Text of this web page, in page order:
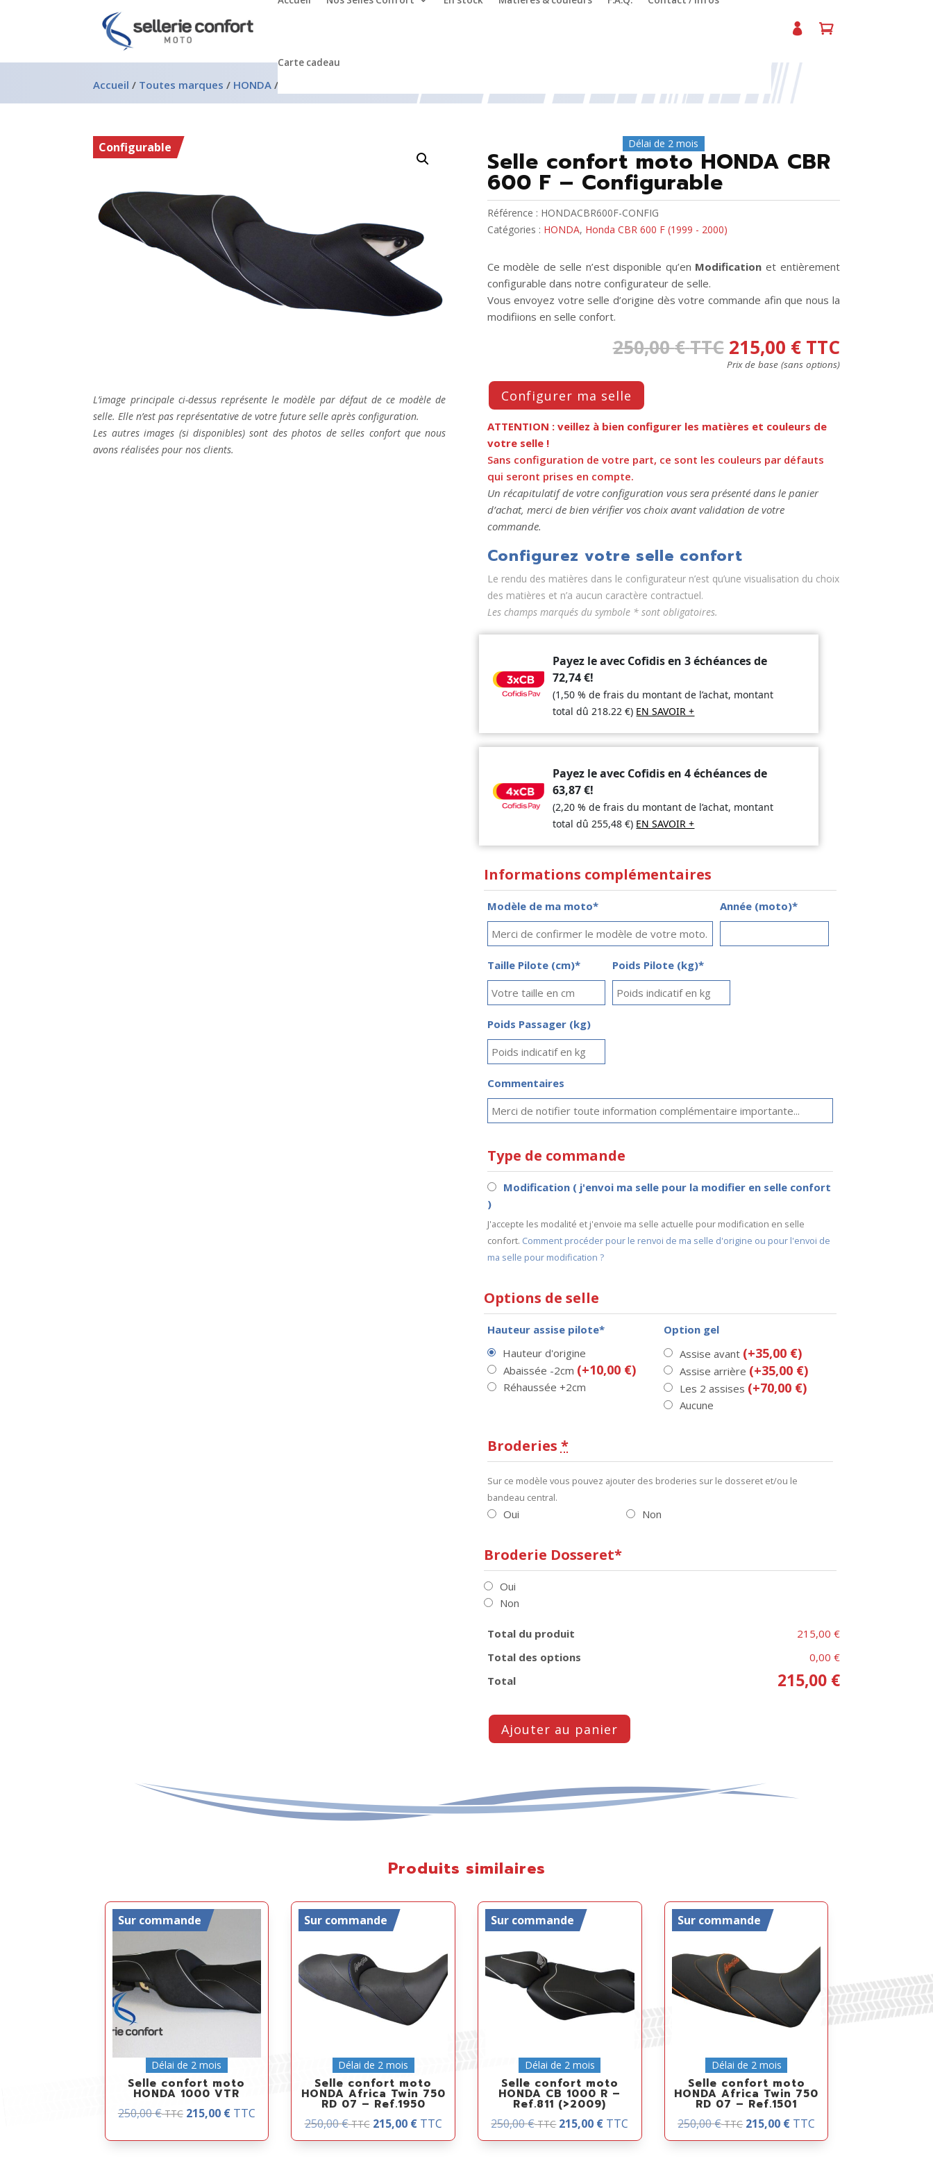
Carte cadeau
Accueil / Toutes marques / HONDA /
Configurable
L’image principale ci-dessus représente le modèle par défaut de ce modèle de
selle. Elle n’est pas représentative de votre future selle après configuration.
Les autres images (si disponibles) sont des photos de selles confort que nous
avons réalisées pour nos clients.
Délai de 2 mois
Selle confort moto HONDA CBR
600 F – Configurable
Référence : HONDACBR600F-CONFIG
Catégories : HONDA, Honda CBR 600 F (1999 - 2000)
Ce modèle de selle n’est disponible qu’en Modification et entièrement
configurable dans notre configurateur de selle.
Vous envoyez votre selle d’origine dès votre commande afin que nous la
modifiions en selle confort.
250,00€TTC 215,00 € TTC
Press
the
Configure
button
to
enter
the
product
configurator
(next
element)
Configurer ma selle
ATTENTION : veillez à bien configurer les matières et couleurs de
votre selle !
Sans configuration de votre part, ce sont les couleurs par défauts
qui seront prises en compte.
Un récapitulatif de votre configuration vous sera présenté dans le panier
d’achat, merci de bien vérifier vos choix avant validation de votre
commande.
Configurez votre selle confort
Le rendu des matières dans le configurateur n’est qu’une visualisation du choix
des matières et n’a aucun caractère contractuel.
Les champs marqués du symbole * sont obligatoires.
Payez le avec Cofidis en 3 échéances de
72,74€!
(1,50 % de frais du montant de l’achat, montant
total dû218.22€) EN SAVOIR +
Payez le avec Cofidis en 4 échéances de
63,87€!
(2,20 % de frais du montant de l’achat, montant
total dû255,48€) EN SAVOIR +
Broderie Dosseret*
Oui
Non
Broderies *
Sur ce modèle vous pouvez ajouter des broderies sur le dosseret et/ou le
bandeau central.
Oui Non
Options de selle
Hauteur assise pilote*
Hauteur d'origine
Abaissée -2cm (+10,00 €)
Réhaussée +2cm
Option gel
Assise avant (+35,00 €)
Assise arrière (+35,00 €)
Les 2 assises (+70,00 €)
Aucune
Informations complémentaires
Modèle de ma moto* Année (moto)*
Taille Pilote (cm)* Poids Pilote (kg)*
Poids Passager (kg)
Commentaires
Type de commande
Modification ( j'envoi ma selle pour la modifier en selle confort
)
J'accepte les modalité et j'envoie ma selle actuelle pour modification en selle
confort. Comment procéder pour le renvoi de ma selle d'origine ou pour l'envoi de
ma selle pour modification ?
Total du produit
215,00 €
Total des options
0,00 €
Total
215,00 €
Ajouter au panier
Produits similaires
Sur commande
Délai de 2 mois
Selle confort moto
HONDA 1000 VTR
250,00€ TTC 215,00 € TTC
Sur commande
Délai de 2 mois
Selle confort moto
HONDA Africa Twin 750
RD 07 – Ref.1950
250,00€ TTC 215,00 € TTC
Sur commande
Délai de 2 mois
Selle confort moto
HONDA CB 1000 R –
Ref.811 (>2009)
250,00€ TTC 215,00 € TTC
Sur commande
Délai de 2 mois
Selle confort moto
HONDA Africa Twin 750
RD 07 – Ref.1501
250,00€ TTC 215,00 € TTC